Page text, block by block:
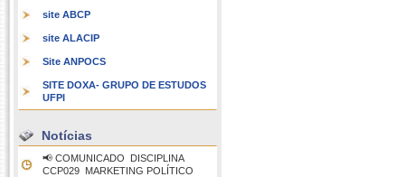
site ABCP
site ALACIP
Site ANPOCS
SITE DOXA- GRUPO DE ESTUDOS
UFPI
Notícias
📢 COMUNICADO  DISCIPLINA
CCP029  MARKETING POLÍTICO